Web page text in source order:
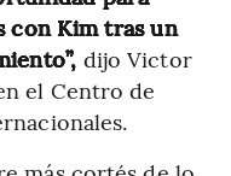
con Kim tras un
dijo Victor
el Centro de